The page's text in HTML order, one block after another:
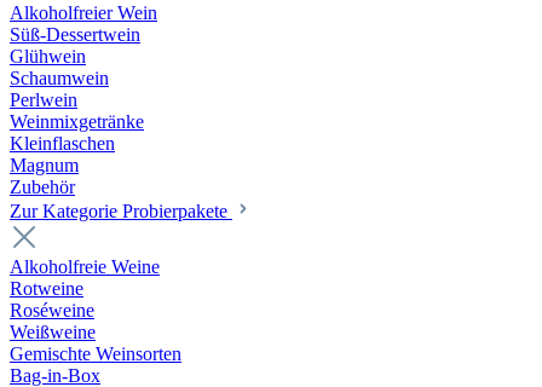
Alkoholfreier Wein
Süß-Dessertwein
Glühwein
Schaumwein
Perlwein
Weinmixgetränke
Kleinflaschen
Magnum
Zubehör
Zur Kategorie Probierpakete
Alkoholfreie Weine
Rotweine
Roséweine
Weißweine
Gemischte Weinsorten
Bag-in-Box